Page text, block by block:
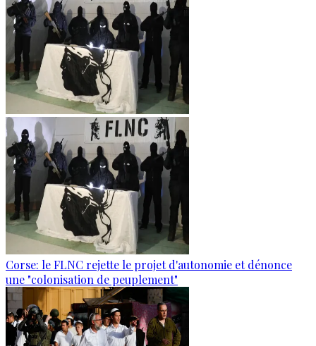
Corse: le FLNC rejette le projet d'autonomie et dénonce
une "colonisation de peuplement"